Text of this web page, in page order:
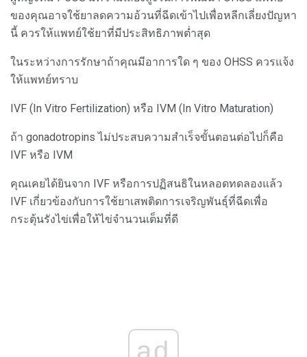
ของคุณอาจใช้ยาลดความอ้วนที่ฉีดเข้าไปเพื่อหลีกเลี่ยงปัญหา
นี้ ควรให้แพทย์ใช้ยาที่มีประสิทธิภาพต่ำสุด
ในระหว่างการรักษาถ้าคุณมีอาการใด ๆ ของ OHSS ควรแจ้ง
ให้แพทย์ทราบ
IVF (In Vitro Fertilization) หรือ IVM (In Vitro Maturation)
ถ้า gonadotropins ไม่ประสบความสำเร็จขั้นตอนต่อไปก็คือ
IVF หรือ IVM
คุณเคยได้ยินจาก IVF หรือการปฏิสนธิในหลอดทดลองแล้ว
IVF เกี่ยวข้องกับการใช้ยาเสพติดการเจริญพันธุ์ที่ฉีดเพื่อ
กระตุ้นรังไข่เพื่อให้ไข่จำนวนเต็มที่ดี
ad